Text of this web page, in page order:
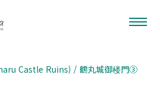
Castle Ruins) / 鶴丸城御楼門③